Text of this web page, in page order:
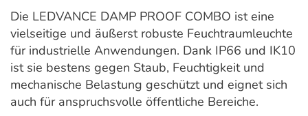
Die LEDVANCE DAMP PROOF COMBO ist eine
vielseitige und äußerst robuste Feuchtraumleuchte
für industrielle Anwendungen. Dank IP66 und IK10
ist sie bestens gegen Staub, Feuchtigkeit und
mechanische Belastung geschützt und eignet sich
auch für anspruchsvolle öffentliche Bereiche.